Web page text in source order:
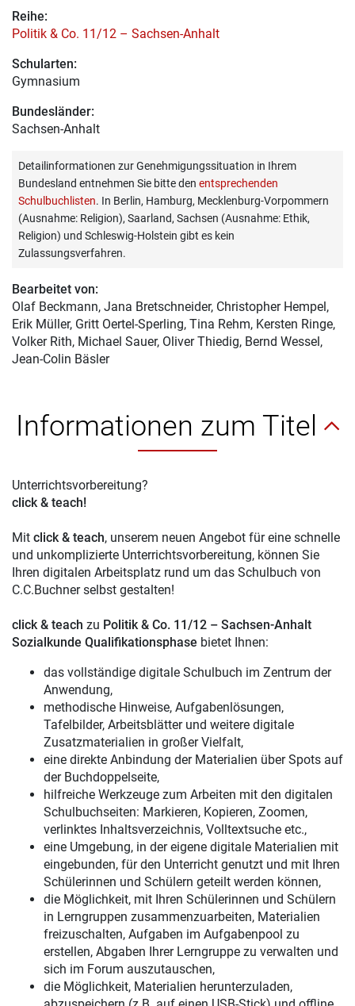
Reihe:
Politik & Co. 11/12 – Sachsen-Anhalt
Schularten:
Gymnasium
Bundesländer:
Sachsen-Anhalt
Detailinformationen zur Genehmigungssituation in Ihrem
Bundesland entnehmen Sie bitte den entsprechenden
Schulbuchlisten. In Berlin, Hamburg, Mecklenburg-Vorpommern
(Ausnahme: Religion), Saarland, Sachsen (Ausnahme: Ethik,
Religion) und Schleswig-Holstein gibt es kein
Zulassungsverfahren.
Bearbeitet von:
Olaf Beckmann, Jana Bretschneider, Christopher Hempel,
Erik Müller, Gritt Oertel-Sperling, Tina Rehm, Kersten Ringe,
Volker Rith, Michael Sauer, Oliver Thiedig, Bernd Wessel,
Jean-Colin Bäsler
Informationen zum Titel
Unterrichtsvorbereitung?
click & teach!
Mit click & teach, unserem neuen Angebot für eine schnelle
und unkomplizierte Unterrichtsvorbereitung, können Sie
Ihren digitalen Arbeitsplatz rund um das Schulbuch von
C.C.Buchner selbst gestalten!
click & teach zu Politik & Co. 11/12 – Sachsen-Anhalt
Sozialkunde Qualifikationsphase bietet Ihnen:
das vollständige digitale Schulbuch im Zentrum der
Anwendung,
methodische Hinweise, Aufgabenlösungen,
Tafelbilder, Arbeitsblätter und weitere digitale
Zusatzmaterialien in großer Vielfalt,
eine direkte Anbindung der Materialien über Spots auf
der Buchdoppelseite,
hilfreiche Werkzeuge zum Arbeiten mit den digitalen
Schulbuchseiten: Markieren, Kopieren, Zoomen,
verlinktes Inhaltsverzeichnis, Volltextsuche etc.,
eine Umgebung, in der eigene digitale Materialien mit
eingebunden, für den Unterricht genutzt und mit Ihren
Schülerinnen und Schülern geteilt werden können,
die Möglichkeit, mit Ihren Schülerinnen und Schülern
in Lerngruppen zusammenzuarbeiten, Materialien
freizuschalten, Aufgaben im Aufgabenpool zu
erstellen, Abgaben Ihrer Lerngruppe zu verwalten und
sich im Forum auszutauschen,
die Möglichkeit, Materialien herunterzuladen,